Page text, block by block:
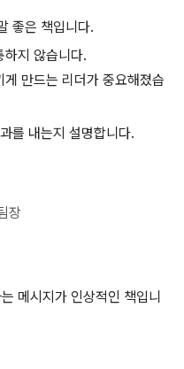
좋은 책입니다.
하지 않습니다.
만드는 리더가 중요해졌습
를 내는지 설명합니다.
장
메시지가 인상적인 책입니